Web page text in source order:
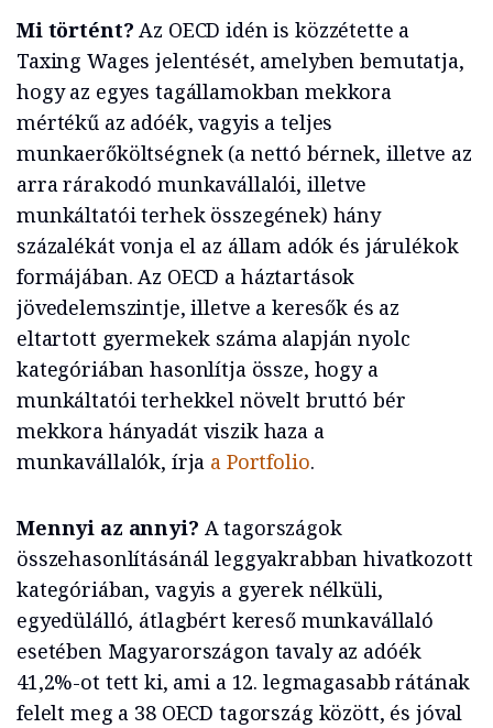
Mi történt?Az OECD idén is közzétette a
Taxing Wages jelentését, amelyben bemutatja,
hogy az egyes tagállamokban mekkora
mértékű az adóék, vagyis a teljes
munkaerőköltségnek (a nettó bérnek, illetve az
arra rárakodó munkavállalói, illetve
munkáltatói terhek összegének) hány
százalékát vonja el az állam adók és járulékok
formájában. Az OECD a háztartások
jövedelemszintje, illetve a keresők és az
eltartott gyermekek száma alapján nyolc
kategóriában hasonlítja össze, hogy a
munkáltatói terhekkel növelt bruttó bér
mekkora hányadát viszik haza a
munkavállalók, írja a Portfolio.
Mennyi az annyi? A tagországok
összehasonlításánál leggyakrabban hivatkozott
kategóriában, vagyis a gyerek nélküli,
egyedülálló, átlagbért kereső munkavállaló
esetében Magyarországon tavaly az adóék
41,2%-ot tett ki, ami a 12. legmagasabb rátának
felelt meg a 38 OECD tagország között, és jóval